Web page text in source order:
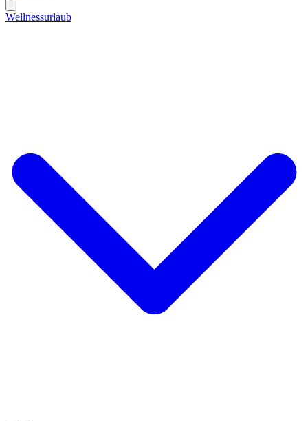
Wellnessurlaub